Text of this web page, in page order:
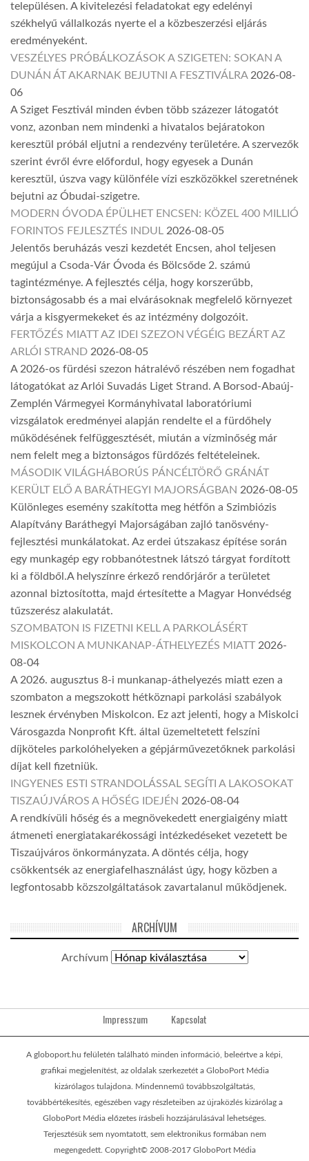
településen. A kivitelezési feladatokat egy edelényi
székhelyű vállalkozás nyerte el a közbeszerzési eljárás
eredményeként.
VESZÉLYES PRÓBÁLKOZÁSOK A SZIGETEN: SOKAN A
DUNÁN ÁT AKARNAK BEJUTNI A FESZTIVÁLRA 2026-08-
06
A Sziget Fesztivál minden évben több százezer látogatót
vonz, azonban nem mindenki a hivatalos bejáratokon
keresztül próbál eljutni a rendezvény területére. A szervezők
szerint évről évre előfordul, hogy egyesek a Dunán
keresztül, úszva vagy különféle vízi eszközökkel szeretnének
bejutni az Óbudai-szigetre.
MODERN ÓVODA ÉPÜLHET ENCSEN: KÖZEL 400 MILLIÓ
FORINTOS FEJLESZTÉS INDUL 2026-08-05
Jelentős beruházás veszi kezdetét Encsen, ahol teljesen
megújul a Csoda-Vár Óvoda és Bölcsőde 2. számú
tagintézménye. A fejlesztés célja, hogy korszerűbb,
biztonságosabb és a mai elvárásoknak megfelelő környezet
várja a kisgyermekeket és az intézmény dolgozóit.
FERTŐZÉS MIATT AZ IDEI SZEZON VÉGÉIG BEZÁRT AZ
ARLÓI STRAND 2026-08-05
A 2026-os fürdési szezon hátralévő részében nem fogadhat
látogatókat az Arlói Suvadás Liget Strand. A Borsod-Abaúj-
Zemplén Vármegyei Kormányhivatal laboratóriumi
vizsgálatok eredményei alapján rendelte el a fürdőhely
működésének felfüggesztését, miután a vízminőség már
nem felelt meg a biztonságos fürdőzés feltételeinek.
MÁSODIK VILÁGHÁBORÚS PÁNCÉLTÖRŐ GRÁNÁT
KERÜLT ELŐ A BARÁTHEGYI MAJORSÁGBAN 2026-08-05
Különleges esemény szakította meg hétfőn a Szimbiózis
Alapítvány Baráthegyi Majorságában zajló tanösvény-
fejlesztési munkálatokat. Az erdei útszakasz építése során
egy munkagép egy robbanótestnek látszó tárgyat fordított
ki a földből.A helyszínre érkező rendőrjárőr a területet
azonnal biztosította, majd értesítette a Magyar Honvédség
tűzszerész alakulatát.
SZOMBATON IS FIZETNI KELL A PARKOLÁSÉRT
MISKOLCON A MUNKANAP-ÁTHELYEZÉS MIATT 2026-
08-04
A 2026. augusztus 8-i munkanap-áthelyezés miatt ezen a
szombaton a megszokott hétköznapi parkolási szabályok
lesznek érvényben Miskolcon. Ez azt jelenti, hogy a Miskolci
Városgazda Nonprofit Kft. által üzemeltetett felszíni
díjköteles parkolóhelyeken a gépjárművezetőknek parkolási
díjat kell fizetniük.
INGYENES ESTI STRANDOLÁSSAL SEGÍTI A LAKOSOKAT
TISZAÚJVÁROS A HŐSÉG IDEJÉN 2026-08-04
A rendkívüli hőség és a megnövekedett energiaigény miatt
átmeneti energiatakarékossági intézkedéseket vezetett be
Tiszaújváros önkormányzata. A döntés célja, hogy
csökkentsék az energiafelhasználást úgy, hogy közben a
legfontosabb közszolgáltatások zavartalanul működjenek.
ARCHÍVUM
Archívum
Impresszum Kapcsolat
A globoport.hu felületén található minden információ, beleértve a képi,
grafikai megjelenítést, az oldalak szerkezetét a GloboPort Média
kizárólagos tulajdona. Mindennemű továbbszolgáltatás,
továbbértékesítés, egészében vagy részleteiben az újraközlés kizárólag a
GloboPort Média előzetes írásbeli hozzájárulásával lehetséges.
Terjesztésük sem nyomtatott, sem elektronikus formában nem
megengedett. Copyright© 2008-2017 GloboPort Média